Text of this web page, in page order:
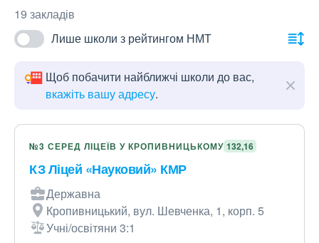
19 закладів
Лише школи з рейтингом НМТ
Щоб побачити найближчі школи до вас,
вкажіть вашу адресу.
№3 СЕРЕД ЛІЦЕЇВ У КРОПИВНИЦЬКОМУ 132,16
КЗ Ліцей «Науковий» КМР
Державна
Кропивницький, вул. Шевченка, 1, корп. 5
Учні/освітяни 3:1